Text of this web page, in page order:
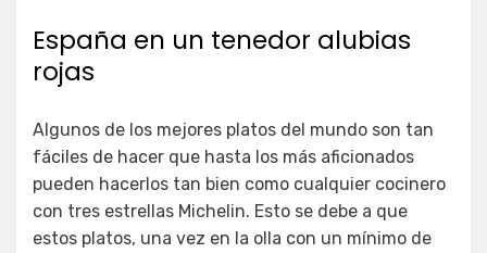
España en un tenedor alubias
rojas
Algunos de los mejores platos del mundo son tan
fáciles de hacer que hasta los más aficionados
pueden hacerlos tan bien como cualquier cocinero
con tres estrellas Michelin. Esto se debe a que
estos platos, una vez en la olla con un mínimo de